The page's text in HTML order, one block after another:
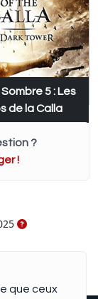
5 : Les
de la Calla
?
!
que ceux